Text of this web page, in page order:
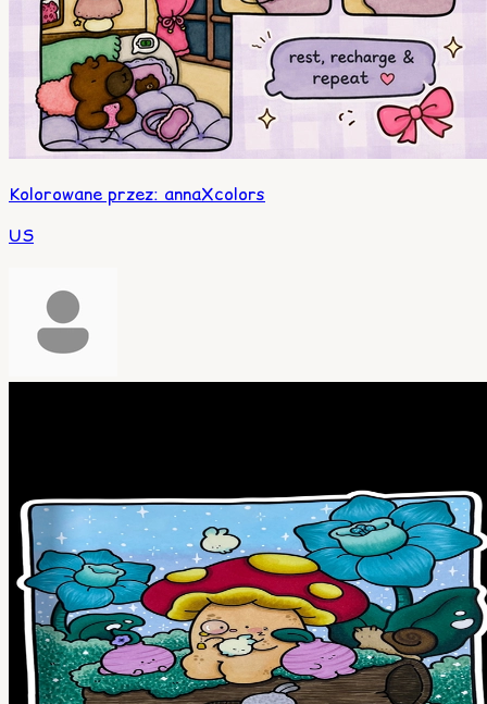
Kolorowane przez: annaXcolors
US